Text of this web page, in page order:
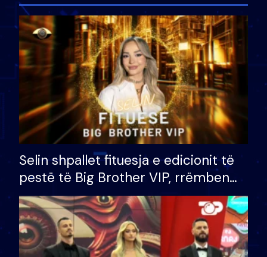
Selin shpallet fituesja e edicionit të
pestë të Big Brother VIP, rrëmben
çmimin e madh prej 100 mijë eurosh